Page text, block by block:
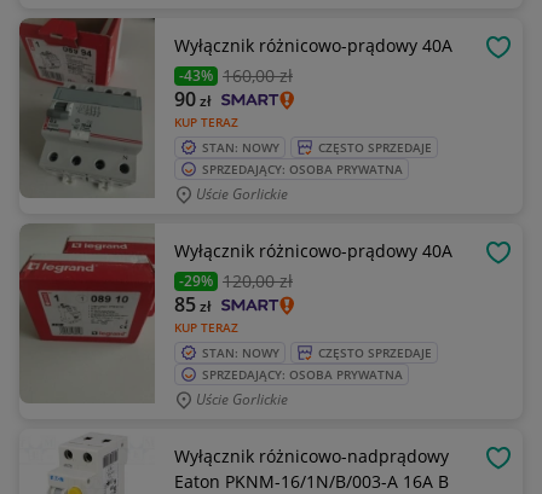
Wyłącznik różnicowo-prądowy 40A
-43% 160,00 zł
KUP TERAZ
90zł
STAN: NOWY
CZĘSTO SPRZEDAJE
SPRZEDAJĄCY: OSOBA PRYWATNA
Uście Gorlickie
Wyłącznik różnicowo-prądowy 40A
-29% 120,00 zł
KUP TERAZ
85zł
STAN: NOWY
CZĘSTO SPRZEDAJE
SPRZEDAJĄCY: OSOBA PRYWATNA
Uście Gorlickie
Wyłącznik różnicowo-nadprądowy
Eaton PKNM-16/1N/B/003-A 16A B